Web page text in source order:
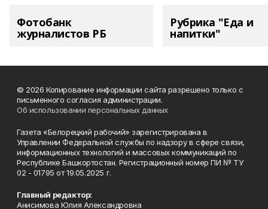
Фотобанк
журналистов РБ
Рубрика "Еда и
напитки"
© 2026 Копирование информации сайта разрешено только с
письменного согласия администрации.
Об использовании персональных данных
Газета «Белорецкий рабочий» зарегистрирована в
Управлении Федеральной службы по надзору в сфере связи,
информационных технологий и массовых коммуникаций по
Республике Башкортостан. Регистрационный номер ПИ № ТУ
02 - 01795 от 19.05.2025 г.
Главный редактор:
Анисимова Юлия Александровна